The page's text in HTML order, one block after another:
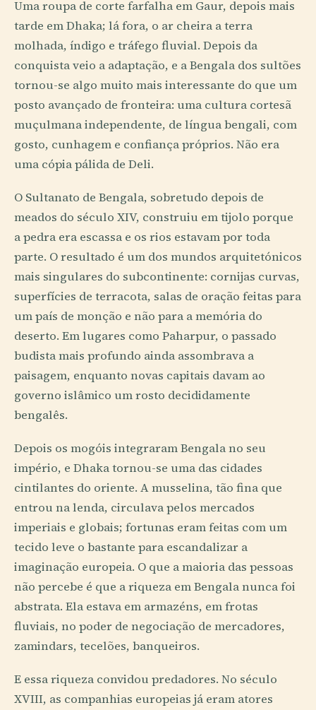
Uma roupa de corte farfalha em Gaur, depois mais
tarde em Dhaka; lá fora, o ar cheira a terra
molhada, índigo e tráfego fluvial. Depois da
conquista veio a adaptação, e a Bengala dos sultões
tornou-se algo muito mais interessante do que um
posto avançado de fronteira: uma cultura cortesã
muçulmana independente, de língua bengali, com
gosto, cunhagem e confiança próprios. Não era
uma cópia pálida de Deli.
O Sultanato de Bengala, sobretudo depois de
meados do século XIV, construiu em tijolo porque
a pedra era escassa e os rios estavam por toda
parte. O resultado é um dos mundos arquitetónicos
mais singulares do subcontinente: cornijas curvas,
superfícies de terracota, salas de oração feitas para
um país de monção e não para a memória do
deserto. Em lugares como Paharpur, o passado
budista mais profundo ainda assombrava a
paisagem, enquanto novas capitais davam ao
governo islâmico um rosto decididamente
bengalês.
Depois os mogóis integraram Bengala no seu
império, e Dhaka tornou-se uma das cidades
cintilantes do oriente. A musselina, tão fina que
entrou na lenda, circulava pelos mercados
imperiais e globais; fortunas eram feitas com um
tecido leve o bastante para escandalizar a
imaginação europeia. O que a maioria das pessoas
não percebe é que a riqueza em Bengala nunca foi
abstrata. Ela estava em armazéns, em frotas
fluviais, no poder de negociação de mercadores,
zamindars, tecelões, banqueiros.
E essa riqueza convidou predadores. No século
XVIII, as companhias europeias já eram atores